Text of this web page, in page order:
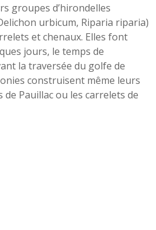
groupes d’hirondelles
urbicum, Riparia riparia)
et chenaux. Elles font
jours, le temps de
la traversée du golfe de
construisent même leurs
de Pauillac ou les carrelets de